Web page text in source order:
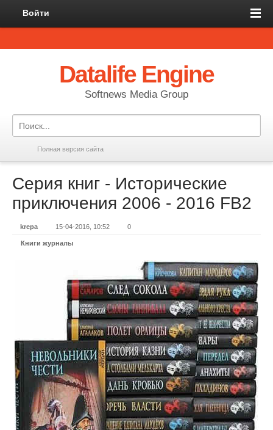
Войти
Datalife Engine
Softnews Media Group
Полная версия сайта
Серия книг - Исторические
приключения 2006 - 2016 FB2
krepa 15-04-2016, 10:52 0
Книги журналы